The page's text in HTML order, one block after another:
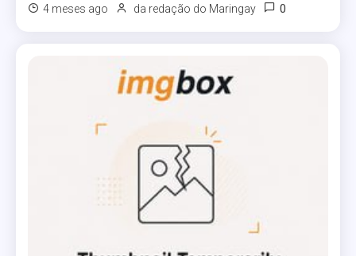
4 meses ago da redação do Maringay 0